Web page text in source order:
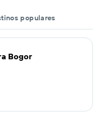
populares
Bogor